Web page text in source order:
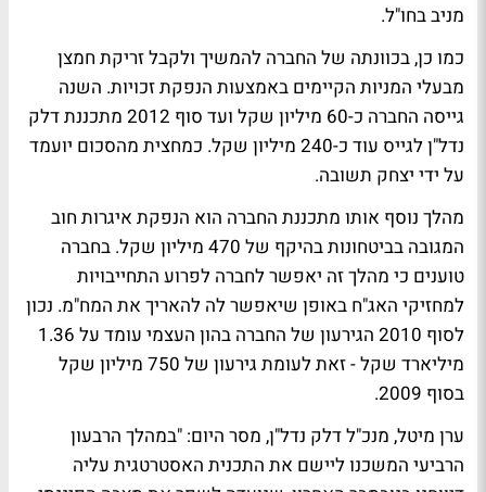
מניב בחו"ל.
כמו כן, בכוונתה של החברה להמשיך ולקבל זריקת חמצן
מבעלי המניות הקיימים באמצעות הנפקת זכויות. השנה
גייסה החברה כ-60 מיליון שקל ועד סוף 2012 מתכננת דלק
נדל"ן לגייס עוד כ-240 מיליון שקל. כמחצית מהסכום יועמד
על ידי יצחק תשובה.
מהלך נוסף אותו מתכננת החברה הוא הנפקת איגרות חוב
המגובה בביטחונות בהיקף של 470 מיליון שקל. בחברה
טוענים כי מהלך זה יאפשר לחברה לפרוע התחייבויות
למחזיקי האג"ח באופן שיאפשר לה להאריך את המח"מ. נכון
לסוף 2010 הגירעון של החברה בהון העצמי עומד על 1.36
מיליארד שקל - זאת לעומת גירעון של 750 מיליון שקל
בסוף 2009.
ערן מיטל, מנכ"ל דלק נדל"ן, מסר היום: "במהלך הרבעון
הרביעי המשכנו ליישם את התכנית האסטרטגית עליה